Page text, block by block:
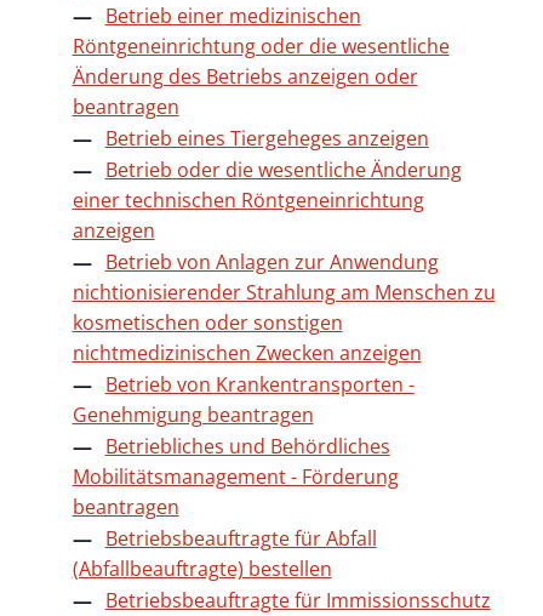
Betrieb einer medizinischen
Röntgeneinrichtung oder die wesentliche
Änderung des Betriebs anzeigen oder
beantragen
Betrieb eines Tiergeheges anzeigen
Betrieb oder die wesentliche Änderung
einer technischen Röntgeneinrichtung
anzeigen
Betrieb von Anlagen zur Anwendung
nichtionisierender Strahlung am Menschen zu
kosmetischen oder sonstigen
nichtmedizinischen Zwecken anzeigen
Betrieb von Krankentransporten -
Genehmigung beantragen
Betriebliches und Behördliches
Mobilitätsmanagement - Förderung
beantragen
Betriebsbeauftragte für Abfall
(Abfallbeauftragte) bestellen
Betriebsbeauftragte für Immissionsschutz